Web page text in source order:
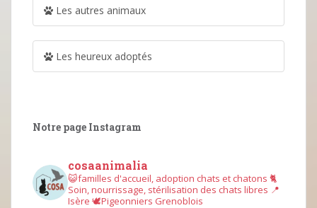
Les autres animaux
Les heureux adoptés
Notre page Instagram
cosaanimalia
😺familles d'accueil, adoption chats et chatons 🐈
Soin, nourrissage, stérilisation des chats libres 📍
Isère 🕊︎Pigeonniers Grenoblois